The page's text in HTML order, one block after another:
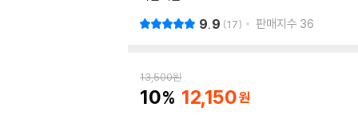
9.9 17 판매지수 36
13,500원
10 12,150